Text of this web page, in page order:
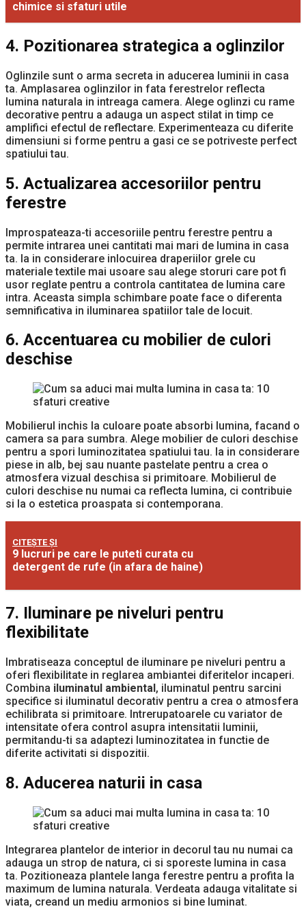
chimice si sfaturi utile
4. Pozitionarea strategica a oglinzilor
Oglinzile sunt o arma secreta in aducerea luminii in casa
ta. Amplasarea oglinzilor in fata ferestrelor reflecta
lumina naturala in intreaga camera. Alege oglinzi cu rame
decorative pentru a adauga un aspect stilat in timp ce
amplifici efectul de reflectare. Experimenteaza cu diferite
dimensiuni si forme pentru a gasi ce se potriveste perfect
spatiului tau.
5. Actualizarea accesoriilor pentru
ferestre
Improspateaza-ti accesoriile pentru ferestre pentru a
permite intrarea unei cantitati mai mari de lumina in casa
ta. Ia in considerare inlocuirea draperiilor grele cu
materiale textile mai usoare sau alege storuri care pot fi
usor reglate pentru a controla cantitatea de lumina care
intra. Aceasta simpla schimbare poate face o diferenta
semnificativa in iluminarea spatiilor tale de locuit.
6. Accentuarea cu mobilier de culori
deschise
Mobilierul inchis la culoare poate absorbi lumina, facand o
camera sa para sumbra. Alege mobilier de culori deschise
pentru a spori luminozitatea spatiului tau. Ia in considerare
piese in alb, bej sau nuante pastelate pentru a crea o
atmosfera vizual deschisa si primitoare. Mobilierul de
culori deschise nu numai ca reflecta lumina, ci contribuie
si la o estetica proaspata si contemporana.
CITEȘTE ȘI
9 lucruri pe care le puteti curata cu
detergent de rufe (in afara de haine)
7. Iluminare pe niveluri pentru
flexibilitate
Imbratiseaza conceptul de iluminare pe niveluri pentru a
oferi flexibilitate in reglarea ambiantei diferitelor incaperi.
Combina iluminatul ambiental, iluminatul pentru sarcini
specifice si iluminatul decorativ pentru a crea o atmosfera
echilibrata si primitoare. Intrerupatoarele cu variator de
intensitate ofera control asupra intensitatii luminii,
permitandu-ti sa adaptezi luminozitatea in functie de
diferite activitati si dispozitii.
8. Aducerea naturii in casa
Integrarea plantelor de interior in decorul tau nu numai ca
adauga un strop de natura, ci si sporeste lumina in casa
ta. Pozitioneaza plantele langa ferestre pentru a profita la
maximum de lumina naturala. Verdeata adauga vitalitate si
viata, creand un mediu armonios si bine luminat.